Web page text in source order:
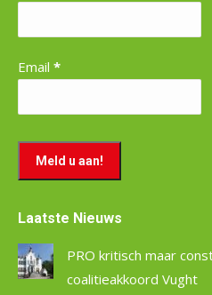
Email *
Laatste Nieuws
PRO kritisch maar
coalitieakkoord Vught